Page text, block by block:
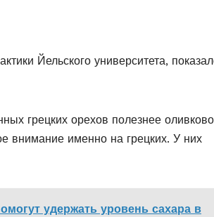
Йельского университета,
грецких орехов полезнее
внимание именно на грецких. У них
удержать уровень сахара в